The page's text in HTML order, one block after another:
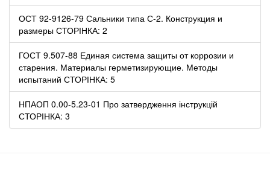
ОСТ 92-9126-79 Сальники типа С-2. Конструкция и
размеры СТОРІНКА: 2
ГОСТ 9.507-88 Единая система защиты от коррозии и
старения. Материалы герметизирующие. Методы
испытаний СТОРІНКА: 5
НПАОП 0.00-5.23-01 Про затвердження інструкцій
СТОРІНКА: 3